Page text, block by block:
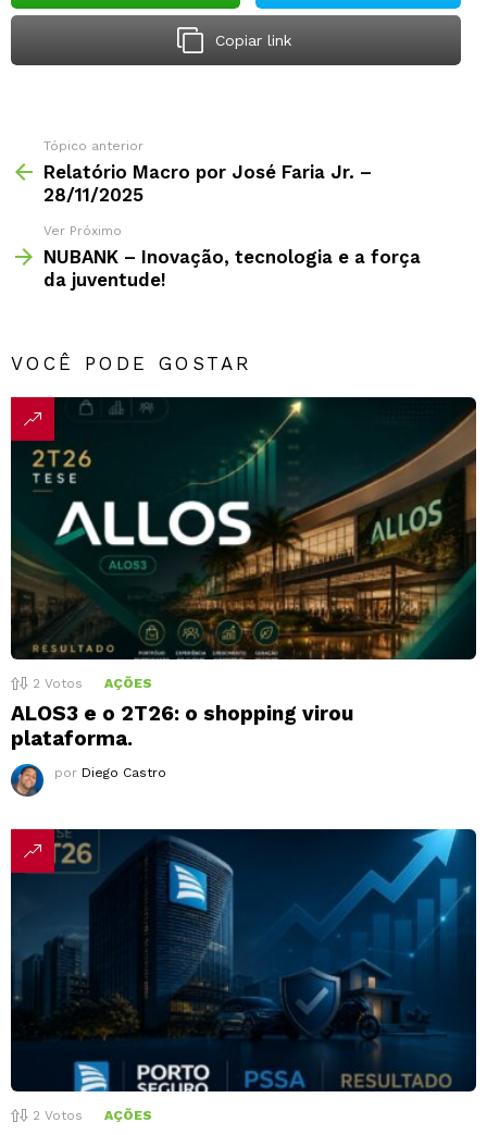
Copiar link
Tópico anterior
Relatório Macro por José Faria Jr. –
28/11/2025
Ver Próximo
NUBANK – Inovação, tecnologia e a força
da juventude!
VOCÊ PODE GOSTAR
2 Votos AÇÕES
ALOS3 e o 2T26: o shopping virou
plataforma.
por Diego Castro
2 Votos AÇÕES